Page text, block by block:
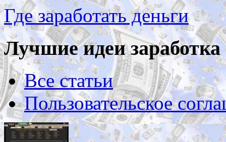
Где заработать деньги
Лучшие идеи заработка
Все статьи
Пользовательское